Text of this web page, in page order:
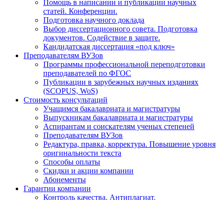
Помощь в написании и публикации научных
статей. Конференции.
Подготовка научного доклада
Выбор диссертационного совета. Подготовка
документов. Содействие в защите.
Кандидатская диссертация «под ключ»
Преподавателям ВУЗов
Программы профессиональной переподготовки
преподавателей по ФГОС
Публикации в зарубежных научных изданиях
(SCOPUS, WoS)
Стоимость консультаций
Учащимся бакалавриата и магистратуры
Выпускникам бакалавриата и магистратуры
Аспирантам и соискателям ученых степеней
Преподавателям ВУЗов
Редактура, правка, корректура. Повышение уровня
оригинальности текста
Способы оплаты
Скидки и акции компании
Абонементы
Гарантии компании
Контроль качества. Антиплагиат.